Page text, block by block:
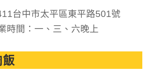
台中市太平區東平路501號
時間：一、三、六晚上
飯